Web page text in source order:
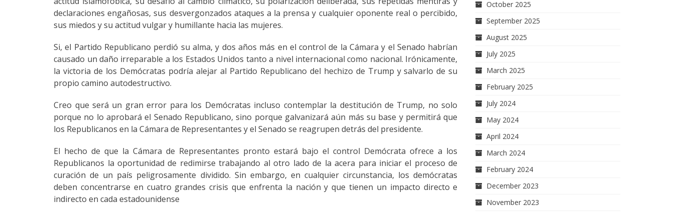
declaraciones engañosas, sus desvergonzados ataques a la prensa y cualquier oponente real o percibido,
sus miedos y su actitud vulgar y humillante hacia las mujeres.
Si, el Partido Republicano perdió su alma, y dos años más en el control de la Cámara y el Senado habrían
causado un daño irreparable a los Estados Unidos tanto a nivel internacional como nacional. Irónicamente,
la victoria de los Demócratas podría alejar al Partido Republicano del hechizo de Trump y salvarlo de su
propio camino autodestructivo.
Creo que será un gran error para los Demócratas incluso contemplar la destitución de Trump, no solo
porque no lo aprobará el Senado Republicano, sino porque galvanizará aún más su base y permitirá que
los Republicanos en la Cámara de Representantes y el Senado se reagrupen detrás del presidente.
El hecho de que la Cámara de Representantes pronto estará bajo el control Demócrata ofrece a los
Republicanos la oportunidad de redimirse trabajando al otro lado de la acera para iniciar el proceso de
curación de un país peligrosamente dividido. Sin embargo, en cualquier circunstancia, los demócratas
deben concentrarse en cuatro grandes crisis que enfrenta la nación y que tienen un impacto directo e
indirecto en cada estadounidense
October 2025
September 2025
August 2025
July 2025
March 2025
February 2025
July 2024
May 2024
April 2024
March 2024
February 2024
December 2023
November 2023